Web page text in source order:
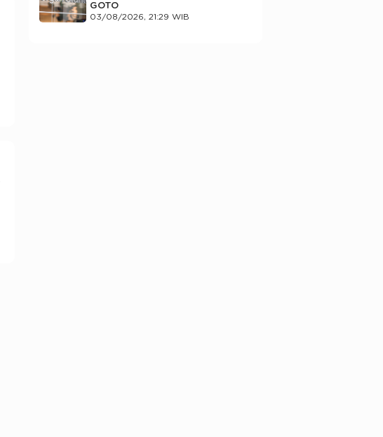
GOTO
03/08/2026, 21:29 WIB